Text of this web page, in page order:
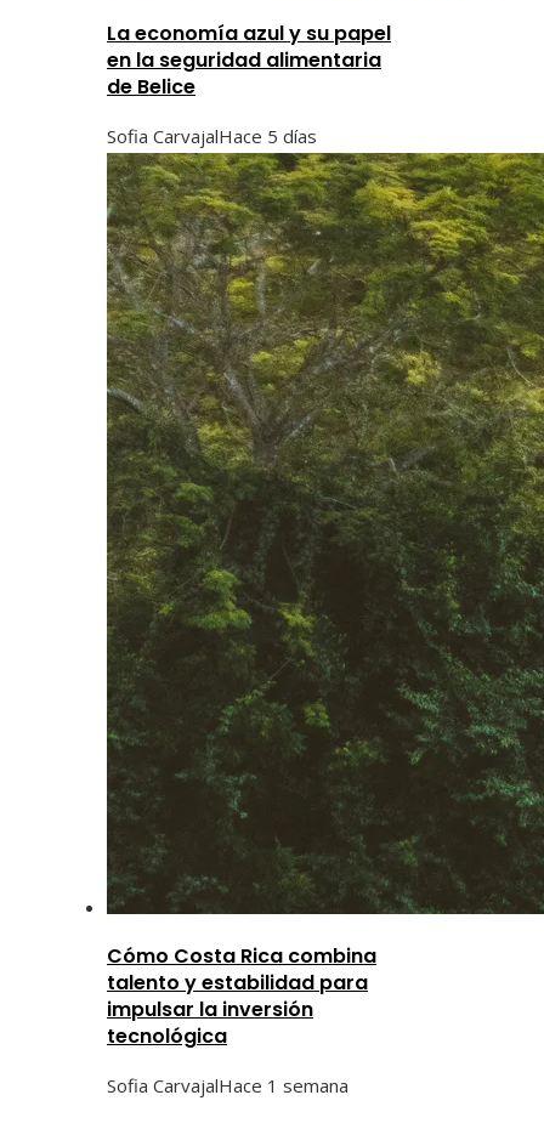
La economía azul y su papel
en la seguridad alimentaria
de Belice
Sofia CarvajalHace 5 días
Cómo Costa Rica combina
talento y estabilidad para
impulsar la inversión
tecnológica
Sofia CarvajalHace 1 semana